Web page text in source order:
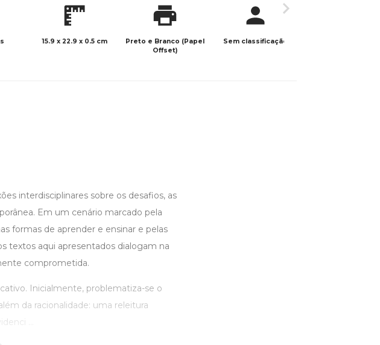
15.9 x 22.9 x 0.5 cm
Preto e Branco (Papel
Offset)
Sem classificação
interdisciplinares sobre os desafios, as
Em um cenário marcado pela
formas de aprender e ensinar e pelas
textos aqui apresentados dialogam na
comprometida.
Inicialmente, problematiza-se o
da racionalidade: uma releitura
...